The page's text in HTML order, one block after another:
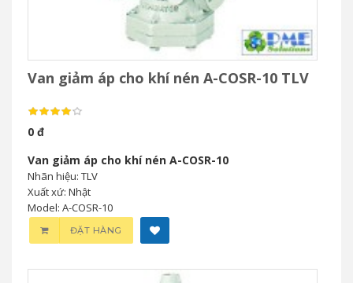
Van giảm áp cho khí nén A-COSR-10 TLV
0 đ
Van giảm áp cho khí nén A-COSR-10
Nhãn hiệu: TLV
Xuất xứ: Nhật
Model: A-COSR-10
ĐẶT HÀNG